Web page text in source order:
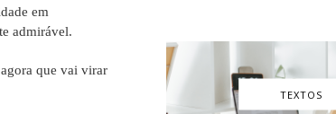
em
admirável.
que vai virar
TEXTOS